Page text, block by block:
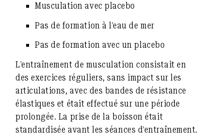
Musculation avec placebo
Pas de formation à l’eau de mer
Pas de formation avec un placebo
L’entraînement de musculation consistait en
des exercices réguliers, sans impact sur les
articulations, avec des bandes de résistance
élastiques et était effectué sur une période
prolongée. La prise de la boisson était
standardisée avant les séances d’entraînement.